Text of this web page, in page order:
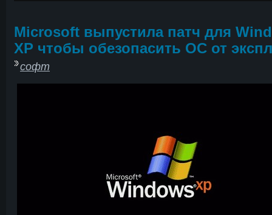
Microsoft выпустила патч для
XP чтобы обезопасить ОС от
софт